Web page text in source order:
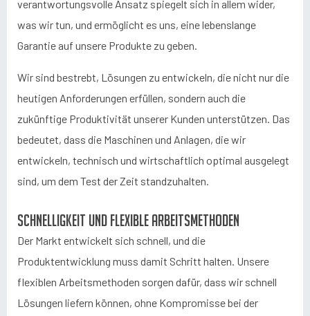
verantwortungsvolle Ansatz spiegelt sich in allem wider,
was wir tun, und ermöglicht es uns, eine lebenslange
Garantie auf unsere Produkte zu geben.
Wir sind bestrebt, Lösungen zu entwickeln, die nicht nur die
heutigen Anforderungen erfüllen, sondern auch die
zukünftige Produktivität unserer Kunden unterstützen. Das
bedeutet, dass die Maschinen und Anlagen, die wir
entwickeln, technisch und wirtschaftlich optimal ausgelegt
sind, um dem Test der Zeit standzuhalten.
Schnelligkeit und flexible Arbeitsmethoden
Der Markt entwickelt sich schnell, und die
Produktentwicklung muss damit Schritt halten. Unsere
flexiblen Arbeitsmethoden sorgen dafür, dass wir schnell
Lösungen liefern können, ohne Kompromisse bei der